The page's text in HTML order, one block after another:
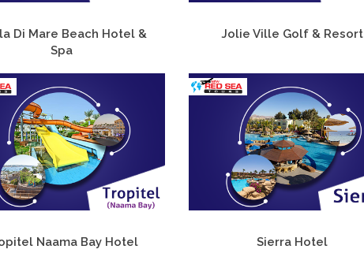
Jolie Ville Golf & Resort
Di Mare Beach Hotel &
Spa
Sierra Hotel
Naama Bay Hotel